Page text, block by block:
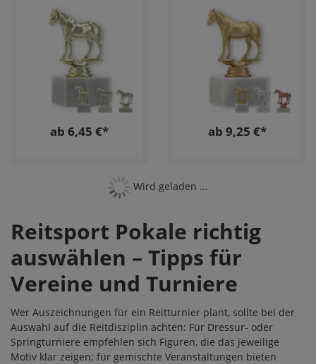
ab 6,45 €* ab 9,25 €*
Wird geladen ...
Reitsport Pokale richtig
auswählen – Tipps für
Vereine und Turniere
Wer Auszeichnungen für ein Reitturnier plant, sollte bei der
Auswahl auf die Reitdisziplin achten: Für Dressur- oder
Springturniere empfehlen sich Figuren, die das jeweilige
Motiv klar zeigen; für gemischte Veranstaltungen bieten